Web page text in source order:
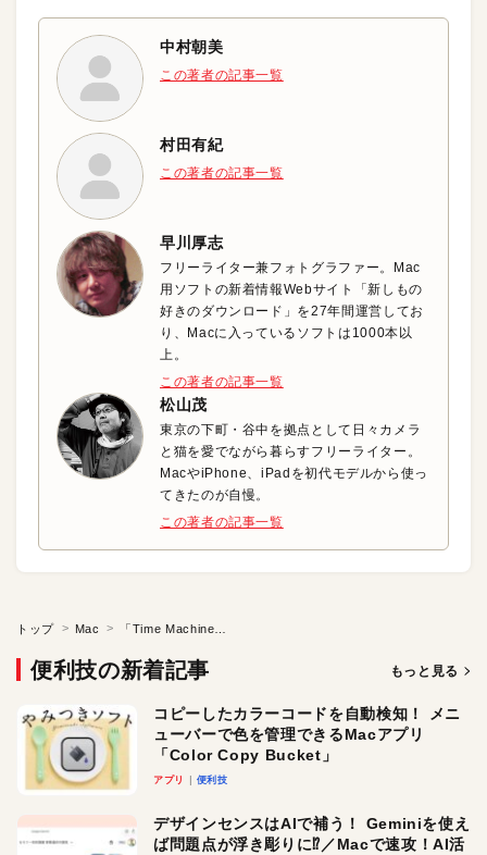
中村朝美
この著者の記事一覧
村田有紀
この著者の記事一覧
早川厚志
フリーライター兼フォトグラファー。Mac
用ソフトの新着情報Webサイト「新しもの
好きのダウンロード」を27年間運営してお
り、Macに入っているソフトは1000本以
上。
この著者の記事一覧
松山茂
東京の下町・谷中を拠点として日々カメラ
と猫を愛でながら暮らすフリーライター。
MacやiPhone、iPadを初代モデルから使っ
てきたのが自慢。
この著者の記事一覧
トップ Mac
便利技の新着記事 もっと見る
コピーしたカラーコードを自動検知！ メニ
ューバーで色を管理できるMacアプリ
「Color Copy Bucket」
アプリ 便利技
デザインセンスはAIで補う！ Geminiを使え
ば問題点が浮き彫りに⁉︎／Macで速攻！AI活